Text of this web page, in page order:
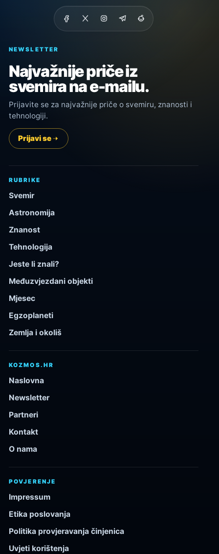
NEWSLETTER
Najvažnije priče iz
svemira na e-mailu.
Prijavite se za najvažnije priče o svemiru, znanosti i
tehnologiji.
Prijavi se
RUBRIKE
Svemir
Astronomija
Znanost
Tehnologija
Jeste li znali?
Međuzvjezdani objekti
Mjesec
Egzoplaneti
Zemlja i okoliš
KOZMOS.HR
Naslovna
Newsletter
Partneri
Kontakt
O nama
POVJERENJE
Impressum
Etika poslovanja
Politika provjeravanja činjenica
Uvjeti korištenja